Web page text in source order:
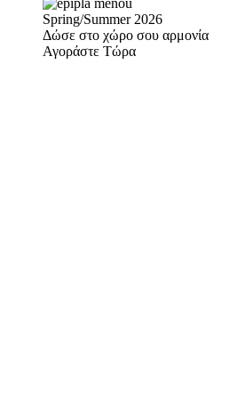
Spring/Summer 2026
Δώσε στο χώρο σου αρμονία
Αγοράστε Τώρα